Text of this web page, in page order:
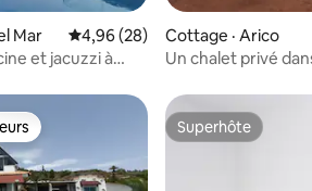
Mar Note moyenne de 4,96 sur 5, 28
4,96 (28)
et jacuzzi à
Cottage · Arico
Un chalet privé
Superhôte
Superhôte